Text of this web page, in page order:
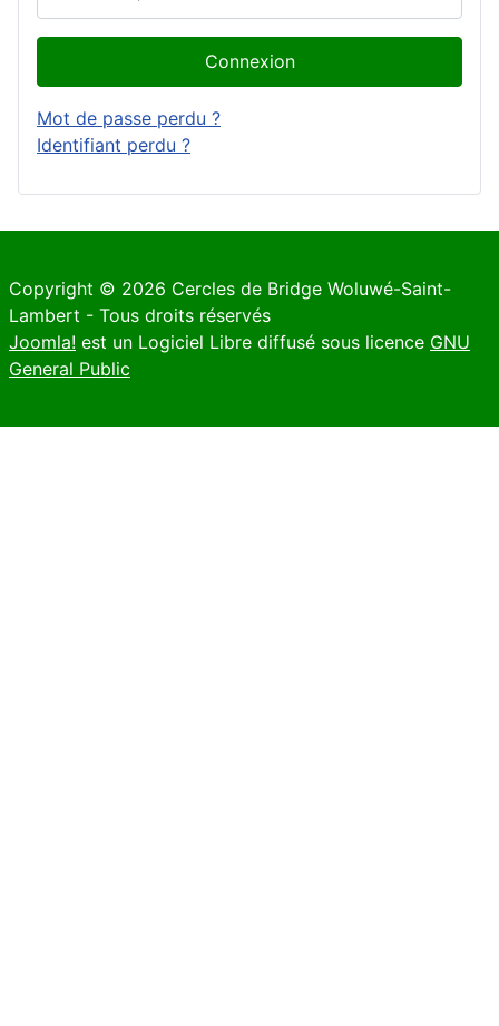
Connexion
Mot de passe perdu ?
Identifiant perdu ?
Copyright © 2026 Cercles de Bridge Woluwé-Saint-
Lambert - Tous droits réservés
Joomla! est un Logiciel Libre diffusé sous licence GNU
General Public